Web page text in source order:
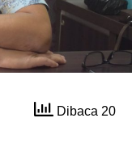
Dibaca 20